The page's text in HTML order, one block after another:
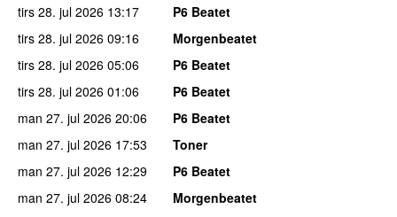
tirs 28. jul 2026 13:17
P6 Beatet
tirs 28. jul 2026 09:16
Morgenbeatet
tirs 28. jul 2026 05:06
P6 Beatet
tirs 28. jul 2026 01:06
P6 Beatet
man 27. jul 2026 20:06
P6 Beatet
man 27. jul 2026 17:53
Toner
man 27. jul 2026 12:29
P6 Beatet
man 27. jul 2026 08:24
Morgenbeatet